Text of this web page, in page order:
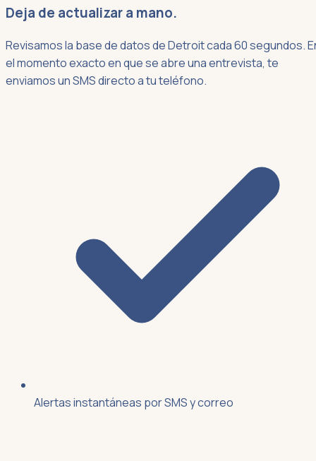
Deja de actualizar a mano.
Revisamos la base de datos de Detroit cada 60 segundos.
el momento exacto en que se abre una entrevista, te
enviamos un SMS directo a tu teléfono.
Alertas instantáneas por SMS y correo